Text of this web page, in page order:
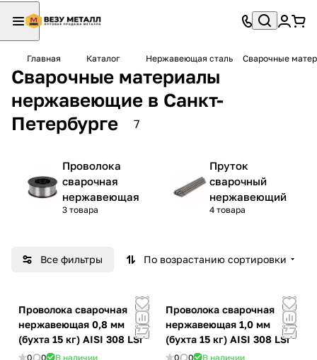
Главная Каталог Нержавеющая сталь Сварочные
Сварочные материалы
нержавеющие в Санкт-
Петербурге
7
Проволока
сварочная
нержавеющая
3 товара
Пруток
сварочный
нержавеющий
4 товара
Все фильтры По возрастанию сортировки
Проволока сварочная
нержавеющая 0,8 мм
(бухта 15 кг) AISI 308 LSi
0 0 В наличии
Проволока сварочная
нержавеющая 1,0 мм
(бухта 15 кг) AISI 308 LSi
0 0 В наличии